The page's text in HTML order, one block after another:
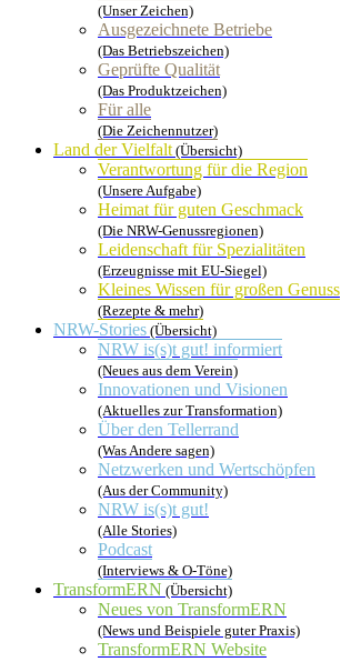
(Unser Zeichen)
Ausgezeichnete Betriebe
(Das Betriebszeichen)
Geprüfte Qualität
(Das Produktzeichen)
Für alle
(Die Zeichennutzer)
Land der Vielfalt(Übersicht)
Verantwortung für die Region
(Unsere Aufgabe)
Heimat für guten Geschmack
(Die NRW-Genussregionen)
Leidenschaft für Spezialitäten
(Erzeugnisse mit EU-Siegel)
Kleines Wissen für großen Genuss
(Rezepte & mehr)
NRW-Stories (Übersicht)
NRW is(s)t gut! informiert
(Neues aus dem Verein)
Innovationen und Visionen
(Aktuelles zur Transformation)
Über den Tellerrand
(Was Andere sagen)
Netzwerken und Wertschöpfen
(Aus der Community)
NRW is(s)t gut!
(Alle Stories)
Podcast
(Interviews & O-Töne)
TransformERN (Übersicht)
Neues von TransformERN
(News und Beispiele guter Praxis)
TransformERN Website